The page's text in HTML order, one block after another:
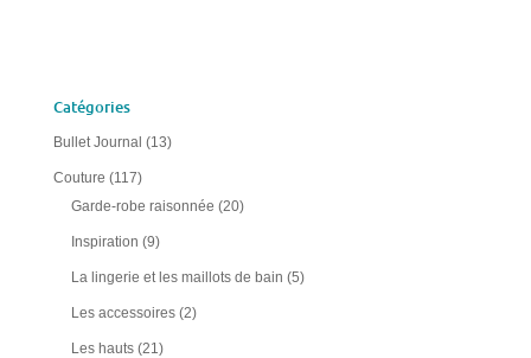
Catégories
Bullet Journal (13)
Couture (117)
Garde-robe raisonnée (20)
Inspiration (9)
La lingerie et les maillots de bain (5)
Les accessoires(2)
Les hauts(21)